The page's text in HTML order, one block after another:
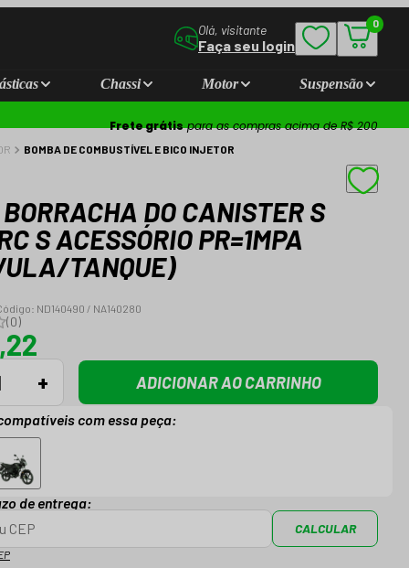
Olá, visitante
Faça seu login
0
Chassi Motor Suspensão
Frete grátispara as compras acima de R$ 200
BOMBA DE COMBUSTÍVEL E BICO INJETOR
DO CANISTER S
S ACESSÓRIO PR=1MPA
TANQUE)
ND140490 / NA140280
(0)
+ ADICIONAR AO CARRINHO
com essa peça:
de entrega:
CALCULAR